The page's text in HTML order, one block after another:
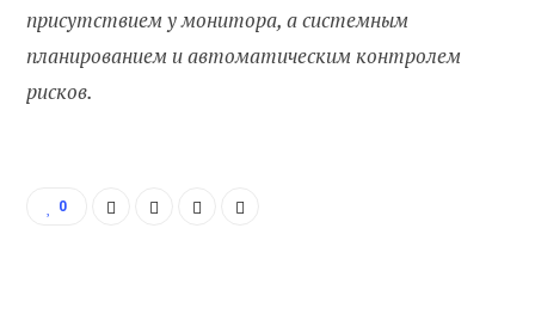
присутствием у монитора, а системным
планированием и автоматическим контролем
рисков.
0